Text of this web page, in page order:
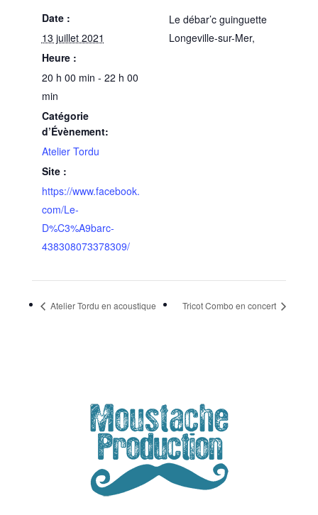
Date :
13 juillet 2021
Heure :
20 h 00 min - 22 h 00
min
Catégorie
d’Évènement:
Atelier Tordu
Site :
https://www.facebook.
com/Le-
D%C3%A9barc-
438308073378309/
Le débar’c guinguette
Longeville-sur-Mer,
Atelier Tordu en acoustique Tricot Combo en concert